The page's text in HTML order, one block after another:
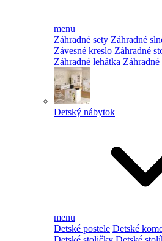
menu
Záhradné sety Záhradné
Závesné kreslo Záhradné
Záhradné lehátka
Detský nábytok
menu
Detské postele Detské